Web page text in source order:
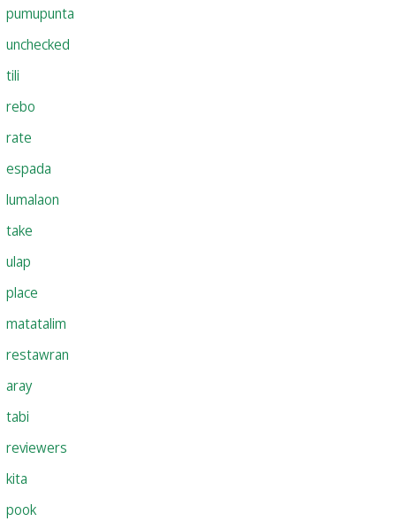
pumupunta
unchecked
tili
rebo
rate
espada
lumalaon
take
ulap
place
matatalim
restawran
aray
tabi
reviewers
kita
pook